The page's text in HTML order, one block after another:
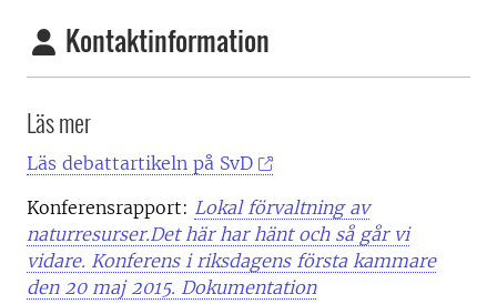
Kontaktinformation
Läs mer
Läs debattartikeln på SvD
Konferensrapport: Lokal förvaltning av
naturresurser.Det här har hänt och så går vi
vidare. Konferens i riksdagens första kammare
den 20 maj 2015. Dokumentation